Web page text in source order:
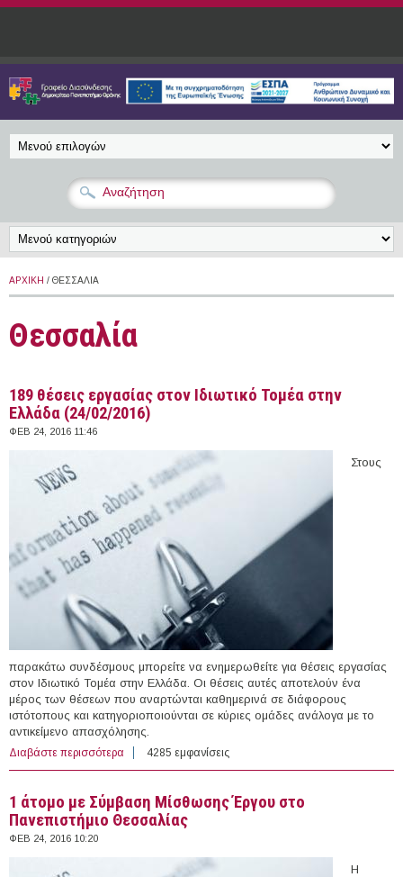
Παράκαμψη προς το κυρίως περιεχόμενο
ΑΡΧΙΚΉ / ΘΕΣΣΑΛΊΑ
Θεσσαλία
189 θέσεις εργασίας στον Ιδιωτικό Τομέα στην
Ελλάδα (24/02/2016)
ΦΕΒ 24, 2016 11:46
Στους
παρακάτω συνδέσμους μπορείτε να ενημερωθείτε για θέσεις εργασίας
στον Ιδιωτικό Τομέα στην Ελλάδα. Οι θέσεις αυτές αποτελούν ένα
μέρος των θέσεων που αναρτώνται καθημερινά σε διάφορους
ιστότοπους και κατηγοριοποιούνται σε κύριες ομάδες ανάλογα με το
αντικείμενο απασχόλησης.
Διαβάστε περισσότερα για 189 θέσεις εργασίας στον Ιδιωτικό Τομέα στην
Ελλάδα (24/02/2016)
4285 εμφανίσεις
1 άτομο με Σύμβαση Μίσθωσης Έργου στο
Πανεπιστήμιο Θεσσαλίας
ΦΕΒ 24, 2016 10:20
H